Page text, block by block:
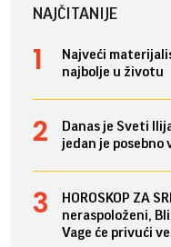
NAJČITANIJE
Najveći
najbolje u životu
Danas je Sveti
jedan je posebno
HOROSKOP ZA
neraspoloženi,
Vage će privući